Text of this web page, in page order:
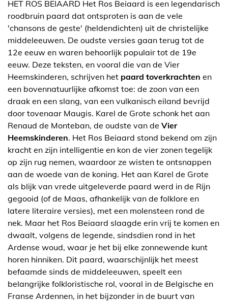
HET ROS BEIAARD Het Ros Beiaard is een legendarisch
roodbruin paard dat ontsproten is aan de vele
'chansons de geste' (heldendichten) uit de christelijke
middeleeuwen. De oudste versies gaan terug tot de
12e eeuw en waren behoorlijk populair tot de 19e
eeuw. Deze teksten, en vooral die van de Vier
Heemskinderen, schrijven het paard toverkrachten en
een bovennatuurlijke afkomst toe: de zoon van een
draak en een slang, van een vulkanisch eiland bevrijd
door tovenaar Maugis. Karel de Grote schonk het aan
Renaud de Monteban, de oudste van de Vier
Heemskinderen. Het Ros Beiaard stond bekend om zijn
kracht en zijn intelligentie en kon de vier zonen tegelijk
op zijn rug nemen, waardoor ze wisten te ontsnappen
aan de woede van de koning. Het aan Karel de Grote
als blijk van vrede uitgeleverde paard werd in de Rijn
gegooid (of de Maas, afhankelijk van de folklore en
latere literaire versies), met een molensteen rond de
nek. Maar het Ros Beiaard slaagde erin vrij te komen en
dwaalt, volgens de legende, sindsdien rond in het
Ardense woud, waar je het bij elke zonnewende kunt
horen hinniken. Dit paard, waarschijnlijk het meest
befaamde sinds de middeleeuwen, speelt een
belangrijke folkloristische rol, vooral in de Belgische en
Franse Ardennen, in het bijzonder in de buurt van